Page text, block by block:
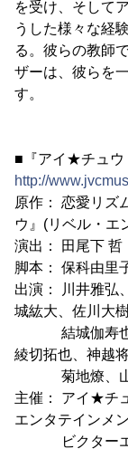
を受け、そして
うした様々な経
る。彼らの教師
ザーは、彼らを
す。
■『アイ★チュウ
http://
原作： 恋愛リズ
ウ』(リベル・エ
演出： 田尾下 哲
脚本： 保科由里
出演： 川井雅弘
城紘大、佐川大樹
結城伽寿也、
綾切拓也、神越将
菊地燎、山内
主催： アイ★チ
エンタテインメ
ビクターエン